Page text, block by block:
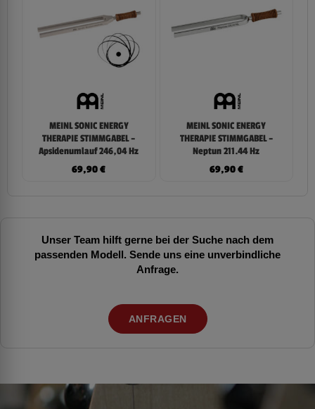
MEINL SONIC ENERGY
THERAPIE STIMMGABEL –
Apsidenumlauf 246,04 Hz
69,90€
MEINL SONIC ENERGY
THERAPIE STIMMGABEL –
Neptun 211.44 Hz
69,90€
Unser Team hilft gerne bei der Suche nach dem
passenden Modell. Sende uns eine unverbindliche
Anfrage.
ANFRAGEN